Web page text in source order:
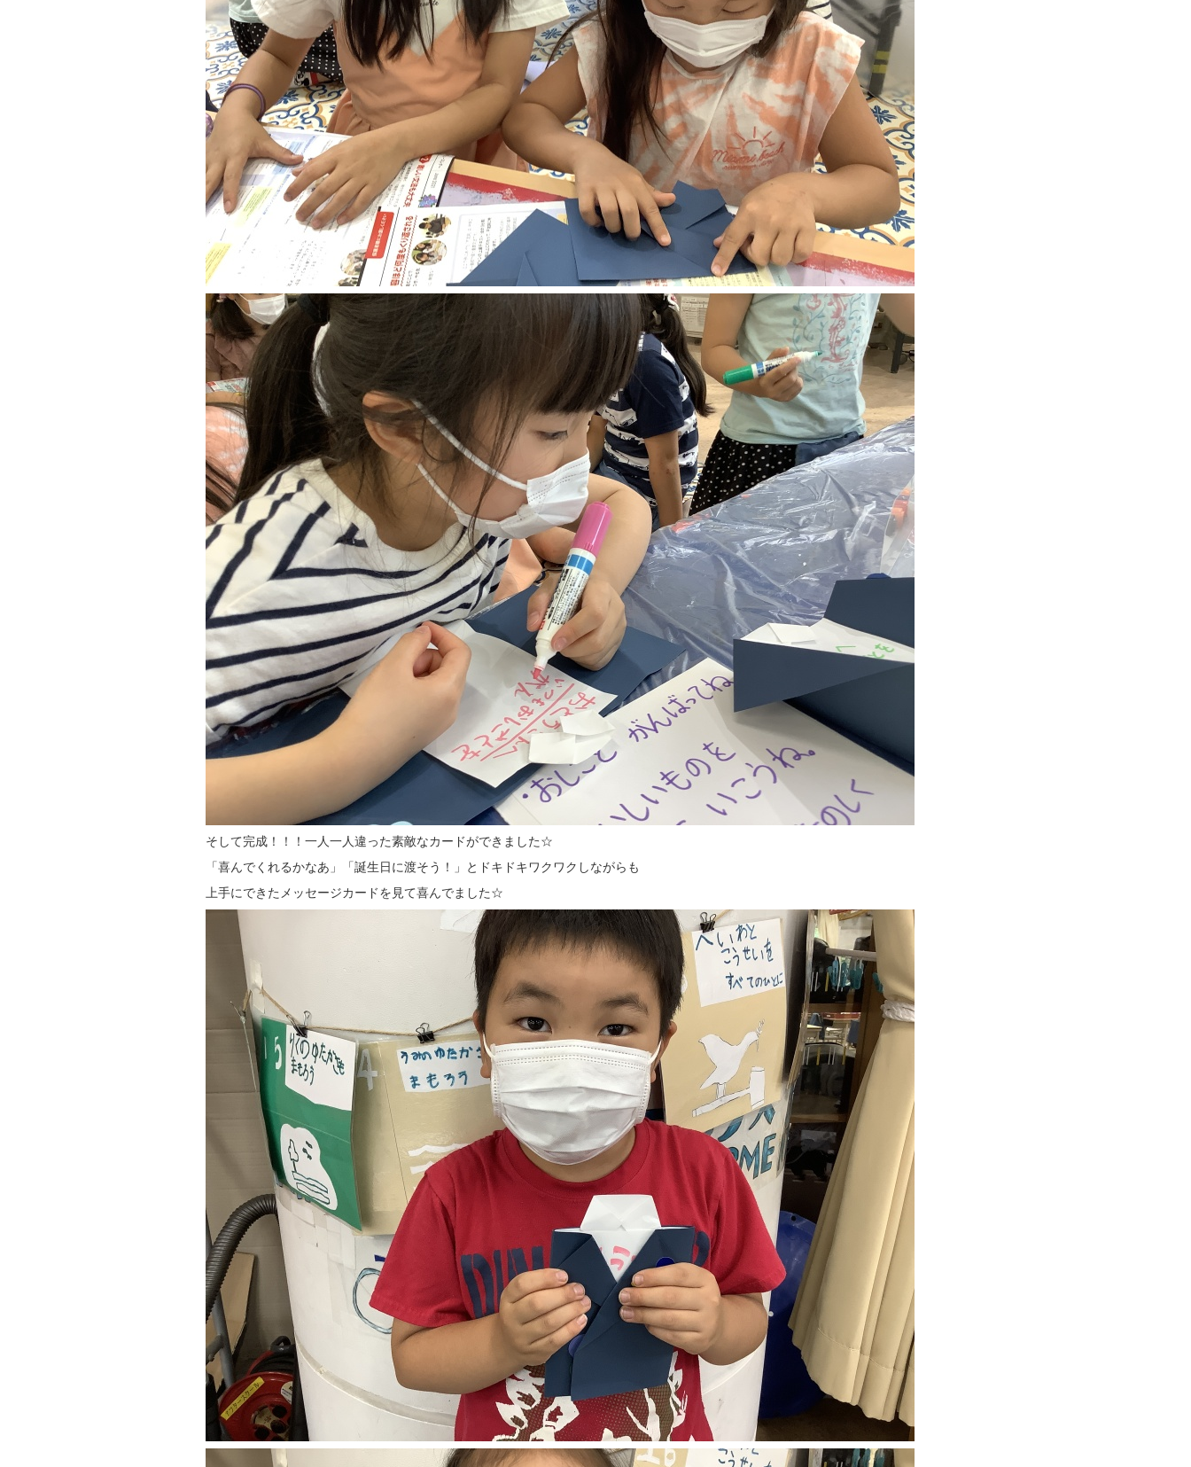
そして完成！！！一人一人違った素敵なカードができました☆
「喜んでくれるかなあ」「誕生日に渡そう！」とドキドキワクワクしながらも
上手にできたメッセージカードを見て喜んでました☆